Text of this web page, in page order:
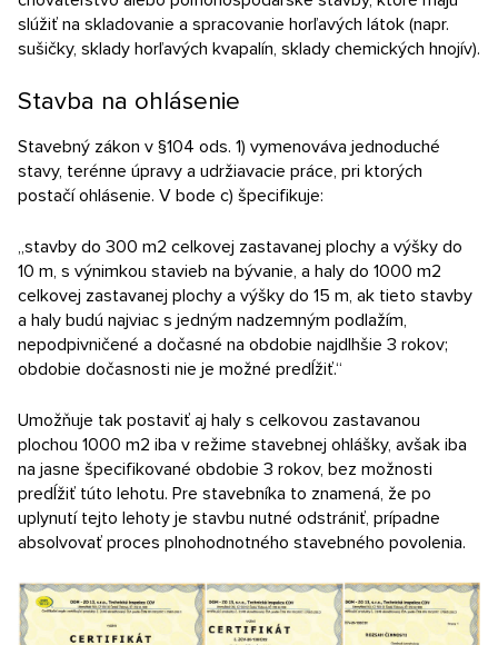
slúžiť na skladovanie a spracovanie horľavých látok (napr.
sušičky, sklady horľavých kvapalín, sklady chemických hnojív).
Stavba na ohlásenie
Stavebný zákon v §104 ods. 1) vymenováva jednoduché
stavy, terénne úpravy a udržiavacie práce, pri ktorých
postačí ohlásenie. V bode c) špecifikuje:
„stavby do 300 m2 celkovej zastavanej plochy a výšky do
10 m, s výnimkou stavieb na bývanie, a haly do 1000 m2
celkovej zastavanej plochy a výšky do 15 m, ak tieto stavby
a haly budú najviac s jedným nadzemným podlažím,
nepodpivničené a dočasné na obdobie najdlhšie 3 rokov;
obdobie dočasnosti nie je možné predĺžiť.“
Umožňuje tak postaviť aj haly s celkovou zastavanou
plochou 1000 m2 iba v režime stavebnej ohlášky, avšak iba
na jasne špecifikované obdobie 3 rokov, bez možnosti
predĺžiť túto lehotu. Pre stavebníka to znamená, že po
uplynutí tejto lehoty je stavbu nutné odstrániť, prípadne
absolvovať proces plnohodnotného stavebného povolenia.